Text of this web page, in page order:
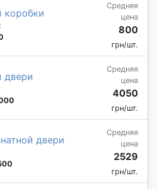
коробки
Средняя
цена
800
грн/шт.
двери
Средняя
цена
4050
грн/шт.
двери
Средняя
цена
2529
грн/шт.